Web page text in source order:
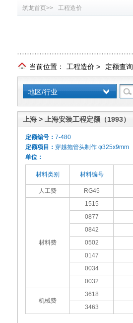
筑龙首页>> 工程造价
当前位置： 工程造价 > 定额查询
地区/行业
上海 > 上海安装工程定额（1993）
定额编号： 7-480
定额项目： 穿越拖管头制作 φ325x9mm
单位：
材料类别 材料编号
人工费 RG45
材料费
1515
0877
0842
0502
0147
0034
0032
机械费
3618
3463